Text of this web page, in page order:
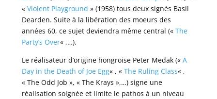
« Violent Playground » (1958) tous deux signés Basil
Dearden. Suite à la libération des moeurs des
années 60, ce sujet deviendra même central (« The
Party’s Over« ,…).
Le réalisateur d’origine hongroise Peter Medak (« A
Day in the Death of Joe Egg« , « The Ruling Class« ,
« The Odd Job », « The Krays »,…) signe une
réalisation soignée et limite le pathos à un niveau